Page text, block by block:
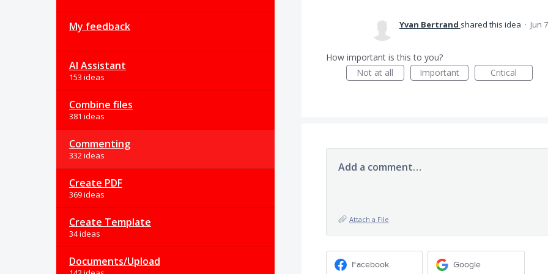
My feedback
AI Assistant
153 ideas
Combine files
381 ideas
Commenting
332 ideas
Create PDF
369 ideas
Create Template
34 ideas
Documents/Upload
Yvan Bertrand shared this idea · Jun
How important is this to you?
Not at all
Important Critical
Add a comment…
Attach a File
Facebook Google